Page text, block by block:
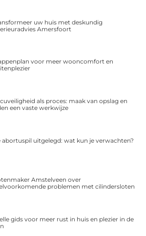
uw huis met deskundig
Amersfoort
voor meer wooncomfort en
als proces: maak van opslag en
een vaste werkwijze
abortuspil uitgelegd: wat kun je verwachten?
Amstelveen over
problemen met cilindersloten
gids voor meer rust in huis en plezier in de